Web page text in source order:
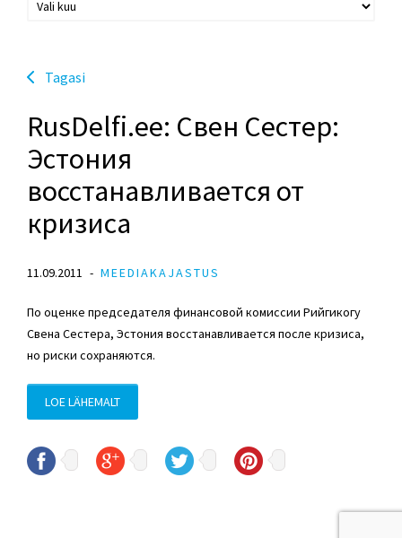
Tagasi
RusDelfi.ee: Свен Сестер:
Эстония
восстанавливается от
кризиса
11.09.2011 MEEDIAKAJASTUS
По оценке председателя финансовой комиссии Рийгикогу
Свена Сестера, Эстония восстанавливается после кризиса,
но риски сохраняются.
LOE LÄHEMALT